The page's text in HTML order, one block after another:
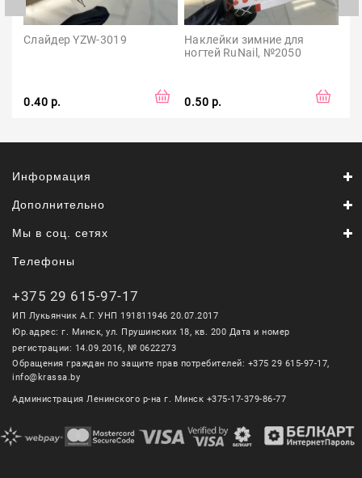
Слайдер YZW-3019
0.40 р.
Наклейки зимние для
ногтей RuNail, №2050
0.50 р.
Информация
Дополнительно
Мы в соц. сетях
Телефоны
+375 29 615-97-17
ИП Лукьянчик А.Г. УНП 191811946 20.07.2017
Юр.адрес: г. Минск, ул. Прушинских 18, кв. 200 Дата и номер
регистрации: 14.09.2016, № 0622273
Обращения граждан по защите прав потребителей: +375 29 615-97-17,
info@krassa.by
Администрация Ленинского р-на г. Минск +375-17-379-86-77